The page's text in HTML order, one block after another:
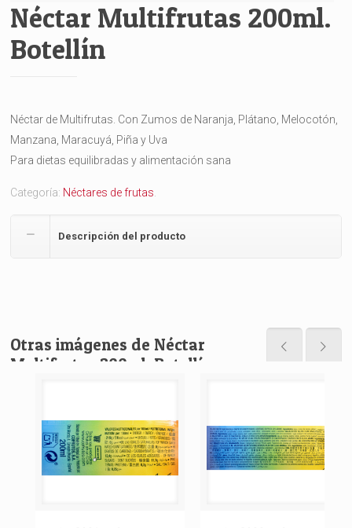
Néctar Multifrutas 200ml.
Botellín
Néctar de Multifrutas. Con Zumos de Naranja, Plátano, Melocotón,
Manzana, Maracuyá, Piña y Uva
Para dietas equilibradas y alimentación sana
Categoría: Néctares de frutas
Descripción del producto
Otras imágenes de Néctar
Multifrutas 200ml. Botellín